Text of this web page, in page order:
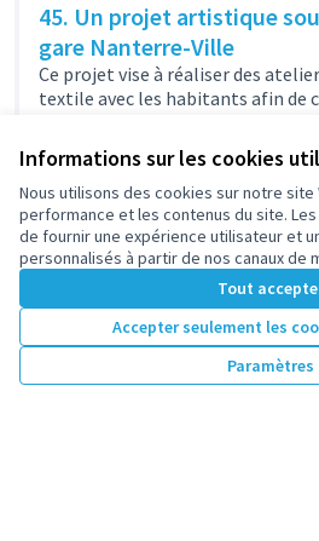
Informations sur les cookies
Nous utilisons des cookies sur notre site
performance et les contenus du site.
de fournir une expérience utilisateur et
personnalisés à partir de nos canaux de
Tout
Accepter seulement les
Paramètres
45. Un projet artistique
gare Nanterre-Ville
Ce projet vise à réaliser des
textile avec les habitants afin de
Culture
10 000 €
Résultats par
1 2